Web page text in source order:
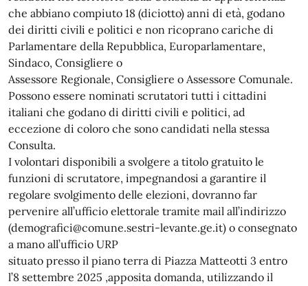
che abbiano compiuto 18 (diciotto) anni di età, godano
dei diritti civili e politici e non ricoprano cariche di
Parlamentare della Repubblica, Europarlamentare,
Sindaco, Consigliere o
Assessore Regionale, Consigliere o Assessore Comunale.
Possono essere nominati scrutatori tutti i cittadini
italiani che godano di diritti civili e politici, ad
eccezione di coloro che sono candidati nella stessa
Consulta.
I volontari disponibili a svolgere a titolo gratuito le
funzioni di scrutatore, impegnandosi a garantire il
regolare svolgimento delle elezioni, dovranno far
pervenire all’ufficio elettorale tramite mail all’indirizzo
(demografici@comune.sestri-levante.ge.it) o consegnato
a mano all’ufficio URP
situato presso il piano terra di Piazza Matteotti 3 entro
l’8 settembre 2025 ,apposita domanda, utilizzando il